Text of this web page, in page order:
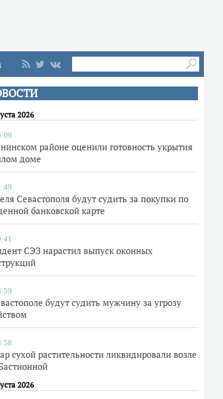
2026
районе оценили готовность укрытия
доме
Севастополя будут судить за покупки по
банковской карте
СЭЗ нарастил выпуск оконных
будут судить мужчину за угрозу
сухой растительности ликвидировали возле
2026